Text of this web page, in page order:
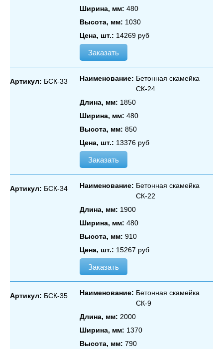
Ширина, мм: 480
Высота, мм: 1030
Цена, шт.: 14269 руб
Заказать
Артикул: БСК-33 Наименование: Бетонная скамейка
СК‑24
Длина, мм: 1850
Ширина, мм: 480
Высота, мм: 850
Цена, шт.: 13376 руб
Заказать
Артикул: БСК-34 Наименование: Бетонная скамейка
СК‑22
Длина, мм: 1900
Ширина, мм: 480
Высота, мм: 910
Цена, шт.: 15267 руб
Заказать
Артикул: БСК-35 Наименование: Бетонная скамейка
СК‑9
Длина, мм: 2000
Ширина, мм: 1370
Высота, мм: 790